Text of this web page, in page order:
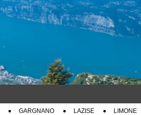
GARGNANO LAZISE LIMONE